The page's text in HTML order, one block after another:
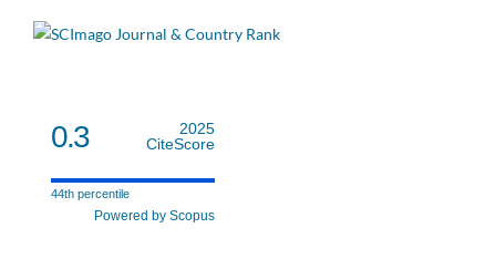
0.3
2025
CiteScore
44th percentile
Powered by Scopus